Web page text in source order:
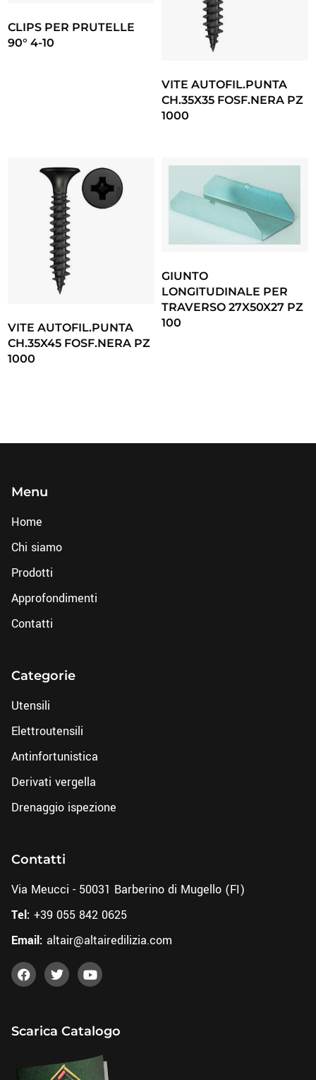
CLIPS PER PRUTELLE
90° 4-10
VITE AUTOFIL.PUNTA
CH.35X35 FOSF.NERA PZ
1000
VITE AUTOFIL.PUNTA
CH.35X45 FOSF.NERA PZ
1000
GIUNTO
LONGITUDINALE PER
TRAVERSO 27X50X27 PZ
100
Menu
Home
Chi siamo
Prodotti
Approfondimenti
Contatti
Categorie
Utensili
Elettroutensili
Antinfortunistica
Derivati vergella
Drenaggio ispezione
Contatti
Via Meucci - 50031 Barberino di Mugello (FI)
Tel: +39 055 842 0625
Email: altair@altairedilizia.com
Scarica Catalogo